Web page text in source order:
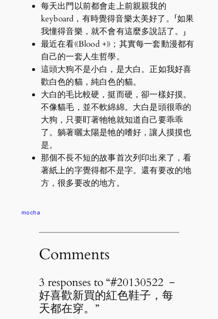
每天出門以前都會走上前親親我的
keyboard，有時覺得音樂太美好了。「如果
我懂得音樂，就不會有這麼多說話了。」
最近在看《Blood +》；其實每一套動漫都有
自己的一套人生哲學。
這頭大狗不是小白，是大白。正如我好喜
歡白色的貓，純白色的貓。
大白的毛比較硬，挺而硬，卻一樣好摸。
不像貓毛，並不軟綿綿。大白是頭很乖的
大狗，只要盯著牠牠就知道自己要乖乖
了。躺著曬太陽是牠的嗜好，讓人摸摸也
是。
那個不長不短的故事首次列印出來了，看
著紙上的字覺得都不是字。還有要改的地
方，很多要改的地方。
mocha
Comments
3 responses to “#20130522 －
好喜歡新買的紅色鞋子，每
天都在穿。”